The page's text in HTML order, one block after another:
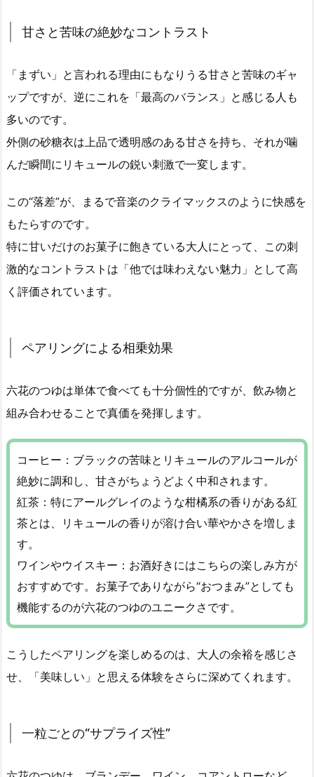
甘さと苦味の絶妙なコントラスト
「まずい」と言われる理由にもなりうる甘さと苦味のギャ
ップですが、逆にこれを「最高のバランス」と感じる人も
多いのです。
外側の砂糖衣は上品で透明感のある甘さを持ち、それが噛
んだ瞬間にリキュールの鋭い刺激で一変します。
この“落差”が、まるで音楽のクライマックスのように快感を
もたらすのです。
特に甘いだけのお菓子に飽きている大人にとって、この刺
激的なコントラストは「他では味わえない魅力」として高
く評価されています。
ペアリングによる相乗効果
六花のつゆは単体で食べても十分個性的ですが、飲み物と
組み合わせることで真価を発揮します。
コーヒー：ブラックの苦味とリキュールのアルコールが
絶妙に調和し、甘さがちょうどよく中和されます。
紅茶：特にアールグレイのような柑橘系の香りがある紅
茶とは、リキュールの香りが溶け合い華やかさを増しま
す。
ワインやウイスキー：お酒好きにはこちらの楽しみ方が
おすすめです。お菓子でありながら“おつまみ”としても
機能するのが六花のつゆのユニークさです。
こうしたペアリングを楽しめるのは、大人の余裕を感じさ
せ、「美味しい」と思える体験をさらに深めてくれます。
一粒ごとの“サプライズ性”